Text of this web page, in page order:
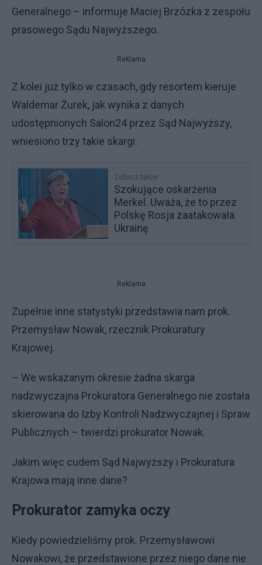
Generalnego – informuje Maciej Brzózka z zespołu
prasowego Sądu Najwyższego.
Reklama
Z kolei już tylko w czasach, gdy resortem kieruje
Waldemar Żurek, jak wynika z danych
udostępnionych Salon24 przez Sąd Najwyższy,
wniesiono trzy takie skargi.
Zobacz także
Szokujące oskarżenia
Merkel. Uważa, że to przez
Polskę Rosja zaatakowała
Ukrainę
Reklama
Zupełnie inne statystyki przedstawia nam prok.
Przemysław Nowak, rzecznik Prokuratury
Krajowej.
– We wskazanym okresie żadna skarga
nadzwyczajna Prokuratora Generalnego nie została
skierowana do Izby Kontroli Nadzwyczajnej i Spraw
Publicznych – twierdzi prokurator Nowak.
Jakim więc cudem Sąd Najwyższy i Prokuratura
Krajowa mają inne dane?
Prokurator zamyka oczy
Kiedy powiedzieliśmy prok. Przemysławowi
Nowakowi, że przedstawione przez niego dane nie